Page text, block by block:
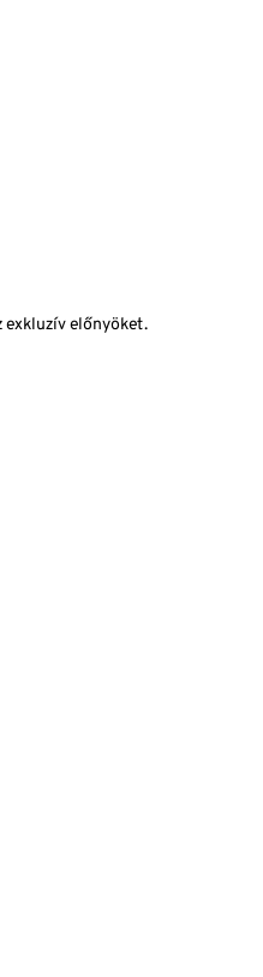
exkluzív előnyöket.